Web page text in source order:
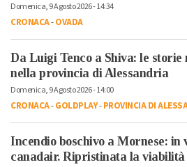
Domenica, 9 Agosto 2026 - 14:34
CRONACA-OVADA
Da Luigi Tenco a Shiva: le storie
nella provincia di Alessandria
Domenica, 9 Agosto 2026 - 14:00
CRONACA-GOLDPLAY-PROVINCIA DI
Incendio boschivo a Mornese: in
canadair. Ripristinata la viabilità